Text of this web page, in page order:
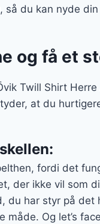
du kan nyde
og få et
Twill Shirt
at du
fordi det
der ikke vil som
du har styr på det
Og let’s